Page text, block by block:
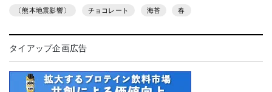
〔熊本地震影響〕 チョコレート 海苔 春
タイアップ企画広告